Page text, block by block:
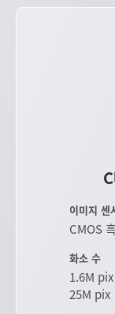
이미지 센
CMOS
화소 수
1.6M
25M pix